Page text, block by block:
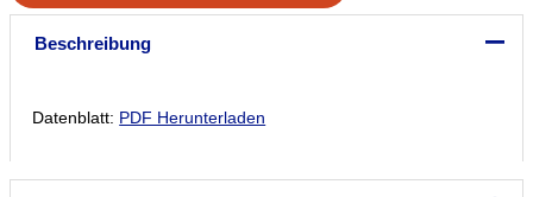
Beschreibung
Datenblatt: PDF Herunterladen